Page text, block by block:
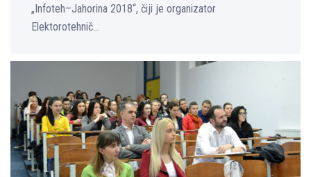
„Infoteh–Jahorina 2018“, čiji je organizator
Elektorotehnič...